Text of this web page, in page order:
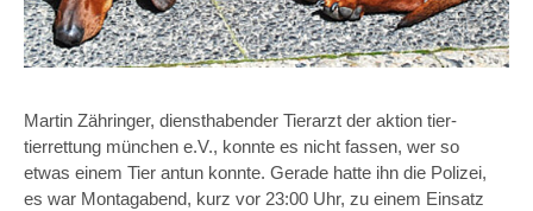
Martin Zähringer, diensthabender Tierarzt der aktion tier-
tierrettung münchen e.V., konnte es nicht fassen, wer so
etwas einem Tier antun konnte. Gerade hatte ihn die Polizei,
es war Montagabend, kurz vor 23:00 Uhr, zu einem Einsatz